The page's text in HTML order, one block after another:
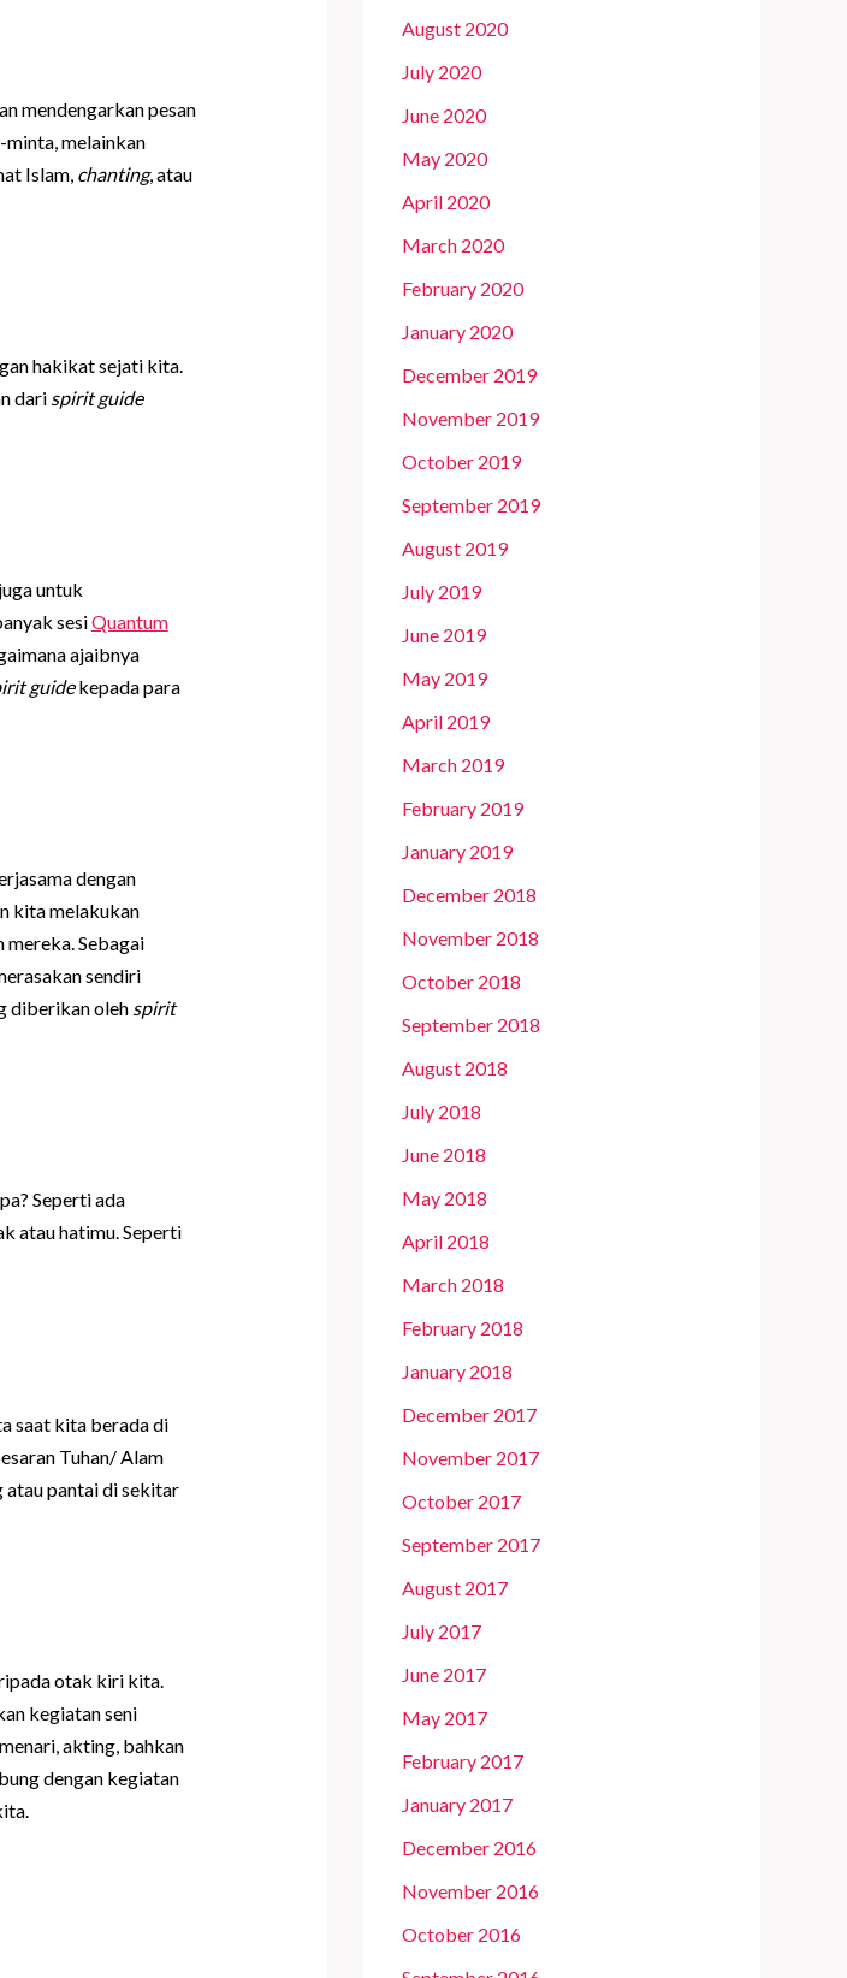
mendengarkan pesan
minta, melainkan
Islam, chanting, atau
hakikat sejati kita.
dari spirit guide
untuk
sesiQuantum
ajaibnya
guidekepada para
dengan
kita melakukan
Sebagai
sendiri
diberikan oleh spirit
Seperti ada
atau hatimu. Seperti
saat kita berada di
Tuhan/ Alam
atau pantai di sekitar
otak kiri kita.
kegiatan seni
akting, bahkan
dengan kegiatan
August 2020
July 2020
June 2020
May 2020
April 2020
March 2020
February 2020
January 2020
December 2019
November 2019
October 2019
September 2019
August 2019
July 2019
June 2019
May 2019
April 2019
March 2019
February 2019
January 2019
December 2018
November 2018
October 2018
September 2018
August 2018
July 2018
June 2018
May 2018
April 2018
March 2018
February 2018
January 2018
December 2017
November 2017
October 2017
September 2017
August 2017
July 2017
June 2017
May 2017
February 2017
January 2017
December 2016
November 2016
October 2016